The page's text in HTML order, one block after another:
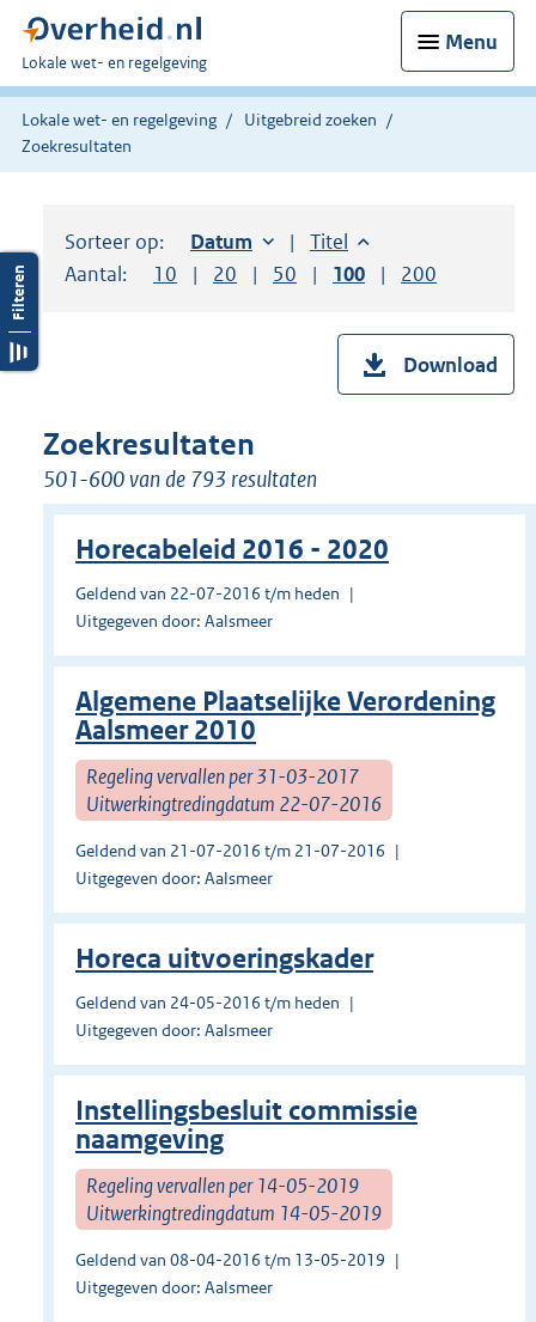
Menu
U
bent
hier:
Lokale wet- en regelgeving
Lokale wet- en regelgeving
Uitgebreid zoeken
Zoekresultaten
Sorteer op: Sorteer op:
Datum oplopendSorteer op:
Titel oplopend
Aantal:
Toon
10 resultaten per pagina
Toon
20 resultaten per pagina
Toon
50 resultaten per pagina
Toon
100 resultaten per
Toon
200
Download
Zoekresultaten
501-600 van de 793 resultaten
Horecabeleid 2016 - 2020
Geldend van 22-07-2016 t/m heden
Uitgegeven door: Aalsmeer
Algemene Plaatselijke Verordening
Aalsmeer 2010
Regeling vervallen per 31-03-2017
Uitwerkingtredingdatum 22-07-2016
Geldend van 21-07-2016 t/m 21-07-2016
Uitgegeven door: Aalsmeer
Horeca uitvoeringskader
Geldend van 24-05-2016 t/m heden
Uitgegeven door: Aalsmeer
Instellingsbesluit commissie
naamgeving
Regeling vervallen per 14-05-2019
Uitwerkingtredingdatum 14-05-2019
Geldend van 08-04-2016 t/m 13-05-2019
Uitgegeven door: Aalsmeer